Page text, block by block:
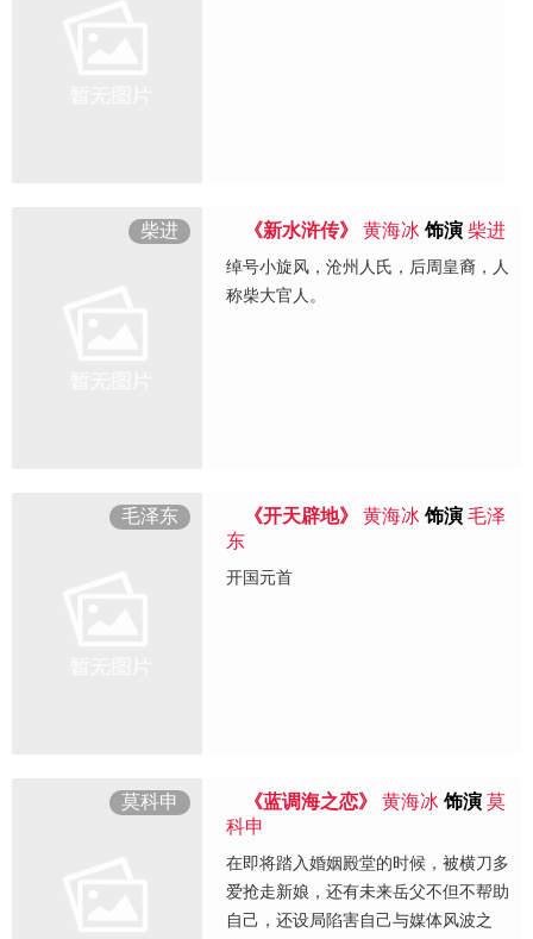
柴进 《新水浒传》 黄海冰 饰演 柴进
绰号小旋风，沧州人氏，后周皇裔，人
称柴大官人。
毛泽东 《开天辟地》 黄海冰 饰演 毛泽
东
开国元首
莫科申 《蓝调海之恋》 黄海冰 饰演 莫
科申
在即将踏入婚姻殿堂的时候，被横刀多
爱抢走新娘，还有未来岳父不但不帮助
自己，还设局陷害自己与媒体风波之